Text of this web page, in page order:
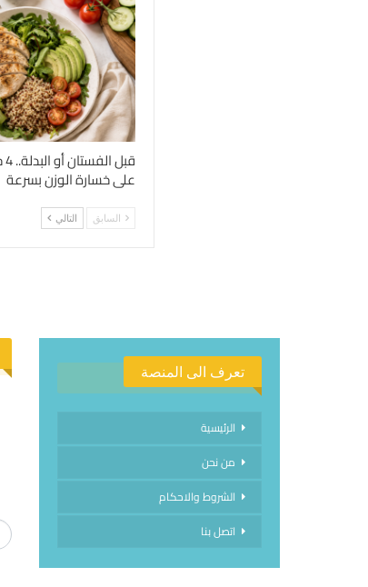
على خسارة الوزن بسرعة
السابق التالي
تعرف الى المنصة
الرئيسية
من نحن
الشروط والاحكام
اتصل بنا